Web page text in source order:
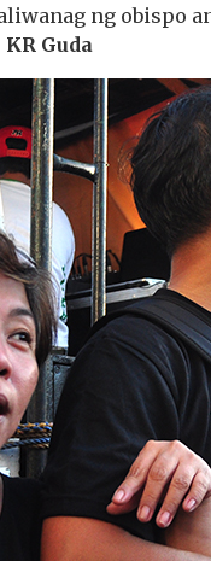
ng obispo
KR Guda